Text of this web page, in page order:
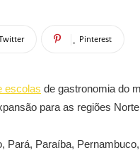
Pinterest
escolas de gastronomia do
para as regiões
Pará, Paraíba,